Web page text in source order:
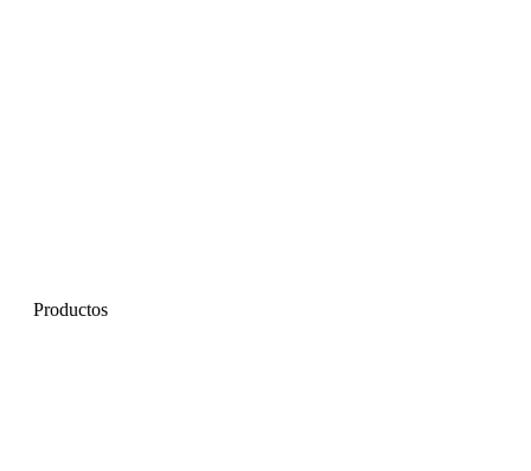
Productos